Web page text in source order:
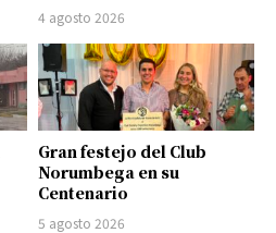
4 agosto 2026
Gran festejo del Club
Norumbega en su
Centenario
5 agosto 2026